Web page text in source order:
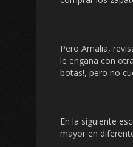
Pero Amalia,
le engaña con
botas!, pero no
En la siguiente
mayor en